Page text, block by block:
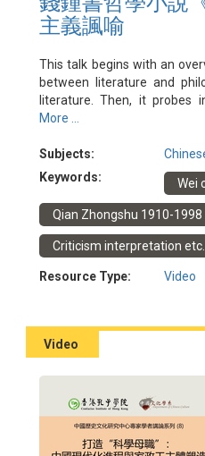
主義諷喻
This talk begins with an
between literature and
literature. Then, it probes
allegories in Fortress
East-East comparative
novel’s overarching allegory,
be compared in
allegories about the
life in Western philosophy.
reflection on the seminal
contemporary Chinese
has become an
Speaker: Dr. Heidi Huang
Hosted by: Confucius
More ...
Subjects:
Keywords:
Wei
Qian Zhongshu 1910-1998
Criticism interpretation etc.
Resource Type: Video
Video